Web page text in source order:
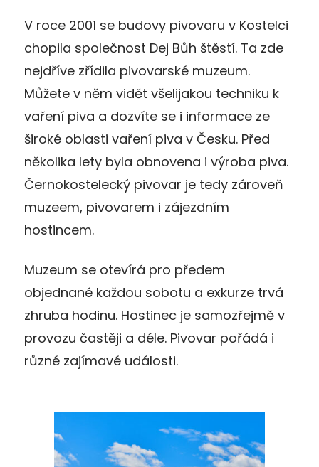
V roce 2001 se budovy pivovaru v Kostelci
chopila společnost Dej Bůh štěstí. Ta zde
nejdříve zřídila pivovarské muzeum.
Můžete v něm vidět všelijakou techniku k
vaření piva a dozvíte se i informace ze
široké oblasti vaření piva v Česku. Před
několika lety byla obnovena i výroba piva.
Černokostelecký pivovar je tedy zároveň
muzeem, pivovarem i zájezdním
hostincem.
Muzeum se otevírá pro předem
objednané každou sobotu a exkurze trvá
zhruba hodinu. Hostinec je samozřejmě v
provozu častěji a déle. Pivovar pořádá i
různé zajímavé události.